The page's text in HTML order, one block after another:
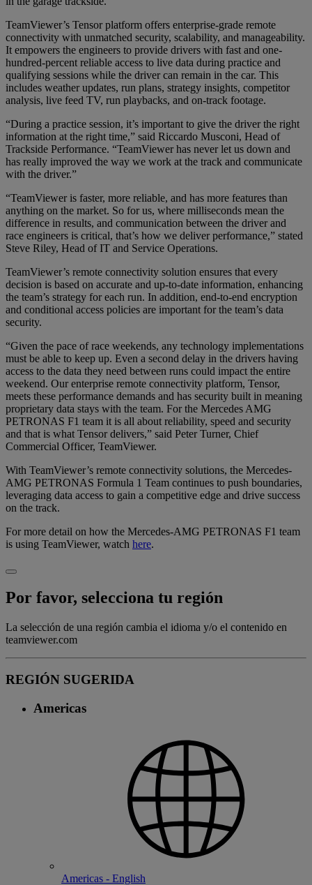
TeamViewer’s Tensor platform offers enterprise-grade remote
connectivity with unmatched security, scalability, and manageability.
It empowers the engineers to provide drivers with fast and one-
hundred-percent reliable access to live data during practice and
qualifying sessions while the driver can remain in the car. This
includes weather updates, run plans, strategy insights, competitor
analysis, live feed TV, run playbacks, and on-track footage.
“During a practice session, it’s important to give the driver the right
information at the right time,” said Riccardo Musconi, Head of
Trackside Performance. “TeamViewer has never let us down and
has really improved the way we work at the track and communicate
with the driver.”
“TeamViewer is faster, more reliable, and has more features than
anything on the market. So for us, where milliseconds mean the
difference in results, and communication between the driver and
race engineers is critical, that’s how we deliver performance,” stated
Steve Riley, Head of IT and Service Operations.
TeamViewer’s remote connectivity solution ensures that every
decision is based on accurate and up-to-date information, enhancing
the team’s strategy for each run. In addition, end-to-end encryption
and conditional access policies are important for the team’s data
security.
“Given the pace of race weekends, any technology implementations
must be able to keep up. Even a second delay in the drivers having
access to the data they need between runs could impact the entire
weekend. Our enterprise remote connectivity platform, Tensor,
meets these performance demands and has security built in meaning
proprietary data stays with the team. For the Mercedes AMG
PETRONAS F1 team it is all about reliability, speed and security
and that is what Tensor delivers,” said Peter Turner, Chief
Commercial Officer, TeamViewer.
With TeamViewer’s remote connectivity solutions, the Mercedes-
AMG PETRONAS Formula 1 Team continues to push boundaries,
leveraging data access to gain a competitive edge and drive success
on the track.
For more detail on how the Mercedes-AMG PETRONAS F1 team
is using TeamViewer, watch here.
Por favor, selecciona tu región
La selección de una región cambia el idioma y/o el contenido en
teamviewer.com
REGIÓN SUGERIDA
Americas
Americas - English